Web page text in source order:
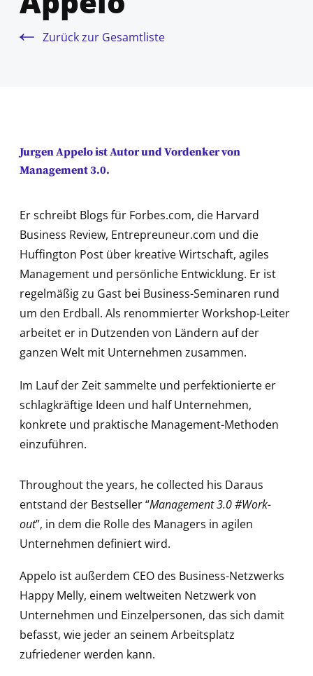
Zurück zur Gesamtliste
Jurgen Appelo ist Autor und Vordenker von
Management 3.0.
Er schreibt Blogs für Forbes.com, die Harvard
Business Review, Entrepreuneur.com und die
Huffington Post über kreative Wirtschaft, agiles
Management und persönliche Entwicklung. Er ist
regelmäßig zu Gast bei Business-Seminaren rund
um den Erdball. Als renommierter Workshop-Leiter
arbeitet er in Dutzenden von Ländern auf der
ganzen Welt mit Unternehmen zusammen.
Im Lauf der Zeit sammelte und perfektionierte er
schlagkräftige Ideen und half Unternehmen,
konkrete und praktische Management-Methoden
einzuführen.
Throughout the years, he collected his Daraus
entstand der Bestseller “Management 3.0 #Work-
out”, in dem die Rolle des Managers in agilen
Unternehmen definiert wird.
Appelo ist außerdem CEO des Business-Netzwerks
Happy Melly, einem weltweiten Netzwerk von
Unternehmen und Einzelpersonen, das sich damit
befasst, wie jeder an seinem Arbeitsplatz
zufriedener werden kann.